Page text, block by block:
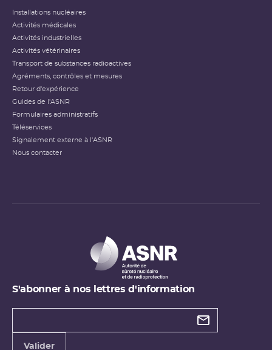
Installations nucléaires
Activités médicales
Activités industrielles
Activités vétérinaires
Transport de substances radioactives
Agréments, contrôles et mesures
Retour d'expérience
Guides de l'ASNR
Formulaires administratifs
Téléservices
Signalement externe à l'ASNR
Nous contacter
S'abonner à nos lettres d'information
Types de
Valider